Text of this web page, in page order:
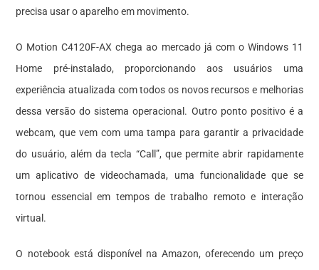
precisa usar o aparelho em movimento.
O Motion C4120F-AX chega ao mercado já com o Windows 11
Home pré-instalado, proporcionando aos usuários uma
experiência atualizada com todos os novos recursos e melhorias
dessa versão do sistema operacional. Outro ponto positivo é a
webcam, que vem com uma tampa para garantir a privacidade
do usuário, além da tecla “Call”, que permite abrir rapidamente
um aplicativo de videochamada, uma funcionalidade que se
tornou essencial em tempos de trabalho remoto e interação
virtual.
O notebook está disponível na Amazon, oferecendo um preço